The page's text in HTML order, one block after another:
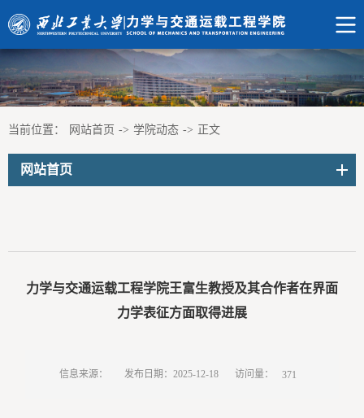
当前位置： 网站首页 -> 学院动态 -> 正文
网站首页
力学与交通运载工程学院王富生教授及其合作者在界面
力学表征方面取得进展
信息来源： 发布日期：2025-12-18 访问量： 371